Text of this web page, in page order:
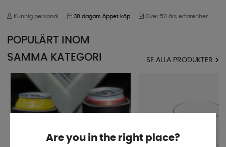
Kunnig personal 30 dagars öppet köp Över 50 års erfarenhet
POPULÄRT INOM
SAMMA KATEGORI
SE ALLA PRODUKTER
Are you in the right place?